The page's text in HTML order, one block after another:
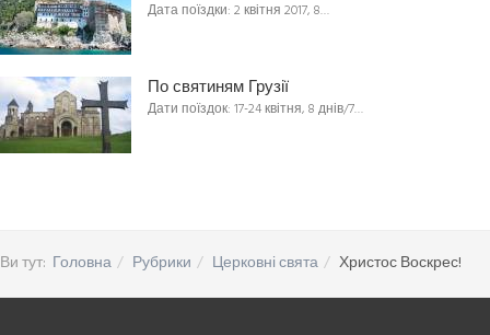
Дата поїздки: 2 квітня 2017, 8…
По святиням Грузії
Дати поїздок: 17-24 квітня, 8 днів/7…
Ви тут: Головна Рубрики Церковні свята Христос Воскрес!